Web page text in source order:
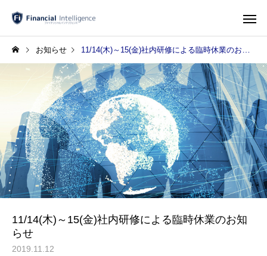
お知らせ 11/14(木)～15(金)社内研修による臨時休業のお知らせ
11/14(木)～15(金)社内研修による臨時休業のお知
らせ
2019.11.12